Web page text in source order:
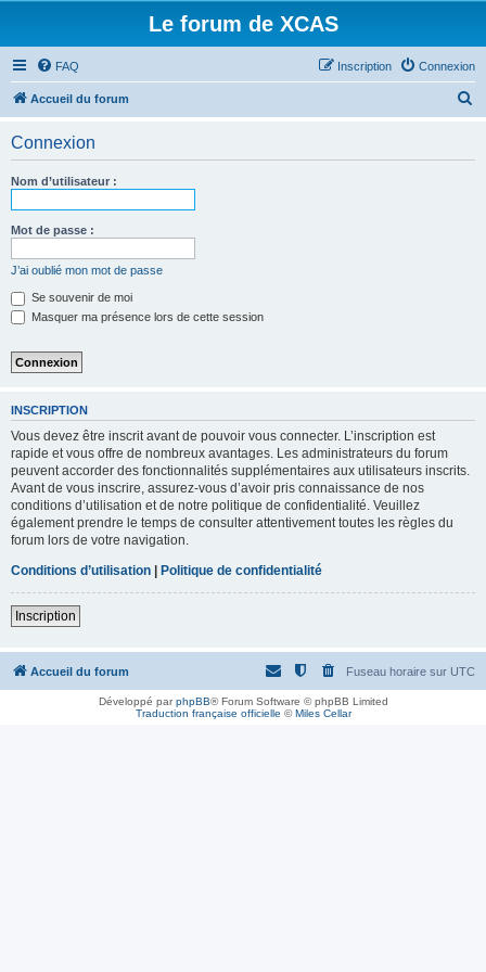
Le forum de XCAS
FAQ Connexion
Inscription
Accueil du forum
Connexion
Nom d’utilisateur :
Mot de passe :
J’ai oublié mon mot de passe
Se souvenir de moi
Masquer ma présence lors de cette session
INSCRIPTION
Vous devez être inscrit avant de pouvoir vous connecter. L’inscription est
rapide et vous offre de nombreux avantages. Les administrateurs du forum
peuvent accorder des fonctionnalités supplémentaires aux utilisateurs inscrits.
Avant de vous inscrire, assurez-vous d’avoir pris connaissance de nos
conditions d’utilisation et de notre politique de confidentialité. Veuillez
également prendre le temps de consulter attentivement toutes les règles du
forum lors de votre navigation.
Conditions d’utilisation | Politique de confidentialité
Inscription
Accueil du forum Fuseau horaire sur UTC
Développé parphpBB® Forum Software © phpBB Limited
Traduction française officielle ©Miles Cellar